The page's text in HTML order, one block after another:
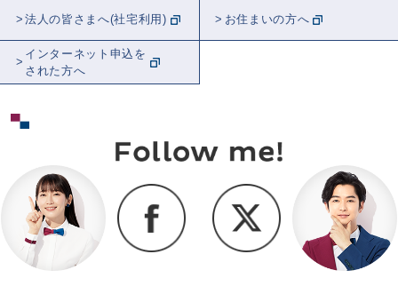
法人の皆さまへ(社宅利用) お住まいの方へ
インターネット申込を
された方へ